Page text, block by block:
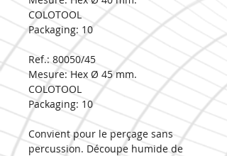
COLOTOOL
Packaging: 10
Ref.: 80050/45
Mesure: Hex Ø 45 mm.
COLOTOOL
Packaging: 10
Convient pour le perçage sans
percussion. Découpe humide de